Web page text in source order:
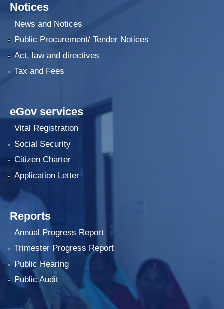
Notices
News and Notices
Public Procurement/ Tender Notices
Act, law and directives
Tax and Fees
eGov services
Vital Registration
Social Security
Citizen Charter
Application Letter
Reports
Annual Progress Report
Trimester Progress Report
Public Hearing
Public Audit